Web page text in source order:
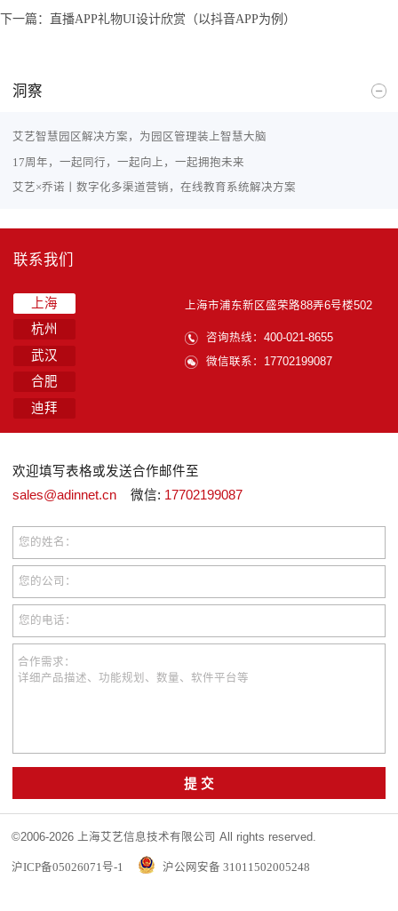
下一篇： 直播APP礼物UI设计欣赏（以抖音APP为例）
洞察
艾艺智慧园区解决方案，为园区管理装上智慧大脑
17周年，一起同行，一起向上，一起拥抱未来
艾艺×乔诺丨数字化多渠道营销，在线教育系统解决方案
联系我们
上海
杭州
武汉
合肥
迪拜
上海市浦东新区盛荣路88弄6号楼502
咨询热线：400-021-8655
微信联系：17702199087
欢迎填写表格或发送合作邮件至
sales@adinnet.cn 微信: 17702199087
您的姓名：
您的公司：
您的电话：
合作需求：
详细产品描述、功能规划、数量、软件平台等
提 交
©2006-2026 上海艾艺信息技术有限公司 All rights reserved.
沪ICP备05026071号-1 沪公网安备 31011502005248